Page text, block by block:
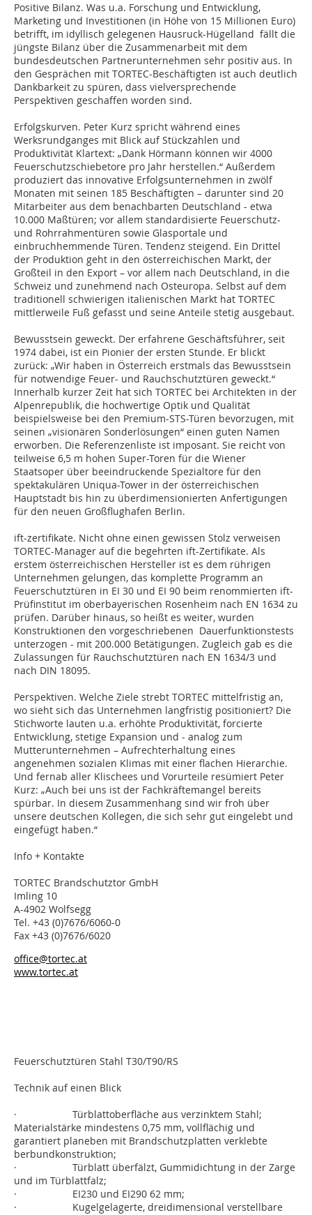
Positive Bilanz. Was u.a. Forschung und Entwicklung,
Marketing und Investitionen (in Höhe von 15 Millionen Euro)
betrifft, im idyllisch gelegenen Hausruck-Hügelland fällt die
jüngste Bilanz über die Zusammenarbeit mit dem
bundesdeutschen Partnerunternehmen sehr positiv aus. In
den Gesprächen mit TORTEC-Beschäftigten ist auch deutlich
Dankbarkeit zu spüren, dass vielversprechende
Perspektiven geschaffen worden sind.
Erfolgskurven. Peter Kurz spricht während eines
Werksrundganges mit Blick auf Stückzahlen und
Produktivität Klartext: „Dank Hörmann können wir 4000
Feuerschutzschiebetore pro Jahr herstellen.“ Außerdem
produziert das innovative Erfolgsunternehmen in zwölf
Monaten mit seinen 185 Beschäftigten – darunter sind 20
Mitarbeiter aus dem benachbarten Deutschland - etwa
10.000 Maßtüren; vor allem standardisierte Feuerschutz-
und Rohrrahmentüren sowie Glasportale und
einbruchhemmende Türen. Tendenz steigend. Ein Drittel
der Produktion geht in den österreichischen Markt, der
Großteil in den Export – vor allem nach Deutschland, in die
Schweiz und zunehmend nach Osteuropa. Selbst auf dem
traditionell schwierigen italienischen Markt hat TORTEC
mittlerweile Fuß gefasst und seine Anteile stetig ausgebaut.
Bewusstsein geweckt. Der erfahrene Geschäftsführer, seit
1974 dabei, ist ein Pionier der ersten Stunde. Er blickt
zurück: „Wir haben in Österreich erstmals das Bewusstsein
für notwendige Feuer- und Rauchschutztüren geweckt.“
Innerhalb kurzer Zeit hat sich TORTEC bei Architekten in der
Alpenrepublik, die hochwertige Optik und Qualität
beispielsweise bei den Premium-STS-Türen bevorzugen, mit
seinen „visionären Sonderlösungen“ einen guten Namen
erworben. Die Referenzenliste ist imposant. Sie reicht von
teilweise 6,5 m hohen Super-Toren für die Wiener
Staatsoper über beeindruckende Spezialtore für den
spektakulären Uniqua-Tower in der österreichischen
Hauptstadt bis hin zu überdimensionierten Anfertigungen
für den neuen Großflughafen Berlin.
ift-zertifikate. Nicht ohne einen gewissen Stolz verweisen
TORTEC-Manager auf die begehrten ift-Zertifikate. Als
erstem österreichischen Hersteller ist es dem rührigen
Unternehmen gelungen, das komplette Programm an
Feuerschutztüren in EI 30 und EI 90 beim renommierten ift-
Prüfinstitut im oberbayerischen Rosenheim nach EN 1634 zu
prüfen. Darüber hinaus, so heißt es weiter, wurden
Konstruktionen den vorgeschriebenen Dauerfunktionstests
unterzogen - mit 200.000 Betätigungen. Zugleich gab es die
Zulassungen für Rauchschutztüren nach EN 1634/3 und
nach DIN 18095.
Perspektiven. Welche Ziele strebt TORTEC mittelfristig an,
wo sieht sich das Unternehmen langfristig positioniert? Die
Stichworte lauten u.a. erhöhte Produktivität, forcierte
Entwicklung, stetige Expansion und - analog zum
Mutterunternehmen – Aufrechterhaltung eines
angenehmen sozialen Klimas mit einer flachen Hierarchie.
Und fernab aller Klischees und Vorurteile resümiert Peter
Kurz: „Auch bei uns ist der Fachkräftemangel bereits
spürbar. In diesem Zusammenhang sind wir froh über
unsere deutschen Kollegen, die sich sehr gut eingelebt und
eingefügt haben.“
Info + Kontakte
TORTEC Brandschutztor GmbH
Imling 10
A-4902 Wolfsegg
Tel. +43 (0)7676/6060-0
Fax +43 (0)7676/6020
office@tortec.at
www.tortec.at
Feuerschutztüren Stahl T30/T90/RS
Technik auf einen Blick
· Türblattoberfläche aus verzinktem Stahl;
Materialstärke mindestens 0,75 mm, vollflächig und
garantiert planeben mit Brandschutzplatten verklebte
berbundkonstruktion;
· Türblatt überfälzt, Gummidichtung in der Zarge
und im Türblattfalz;
· EI230 und EI290 62 mm;
· Kugelgelagerte, dreidimensional verstellbare